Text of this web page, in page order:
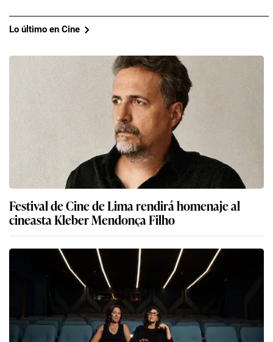
Lo último en Cine
Festival de Cine de Lima rendirá homenaje al
cineasta Kleber Mendonça Filho